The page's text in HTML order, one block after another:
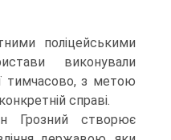
поліцейськими
виконували
тимчасово, з метою
справі.
Грозний створює